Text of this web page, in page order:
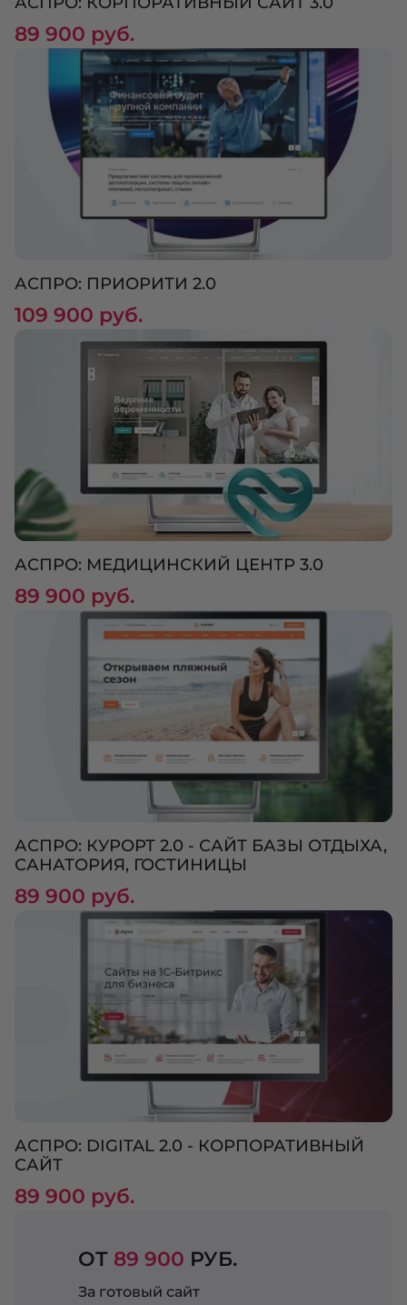
89 900 руб.
АСПРО: ПРИОРИТИ 2.0
109 900 руб.
АСПРО: МЕДИЦИНСКИЙ ЦЕНТР 3.0
89 900 руб.
АСПРО: КУРОРТ 2.0 - САЙТ БАЗЫ ОТДЫХА,
САНАТОРИЯ, ГОСТИНИЦЫ
89 900 руб.
АСПРО: DIGITAL 2.0 - КОРПОРАТИВНЫЙ
САЙТ
89 900 руб.
ОТ 89 900 РУБ.
За готовый сайт